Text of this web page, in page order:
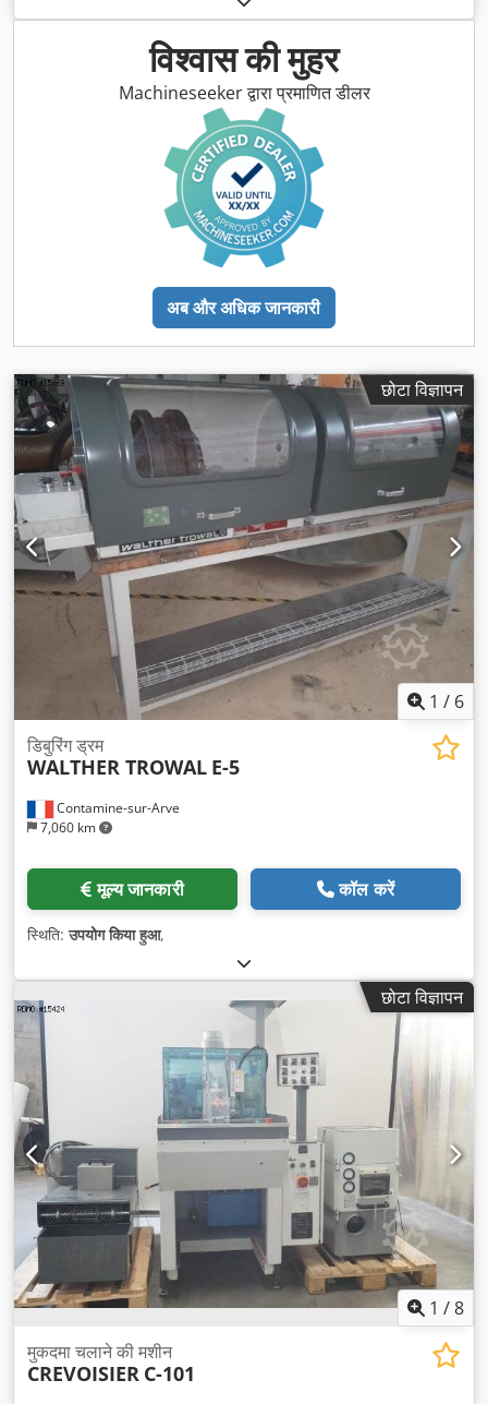
विश्वास की मुहर
Machineseeker द्वारा प्रमाणित डीलर
अब और अधिक जानकारी
छोटा विज्ञापन
1 / 6
Contamine-sur-Arve
7,060 km
डिबुरिंग ड्रम
WALTHER TROWAL E-5
मूल्य जानकारी कॉल करें
स्थिति:उपयोग किया हुआ,
छोटा विज्ञापन
1 /8
मुकदमा चलाने की मशीन
CREVOISIER C-101